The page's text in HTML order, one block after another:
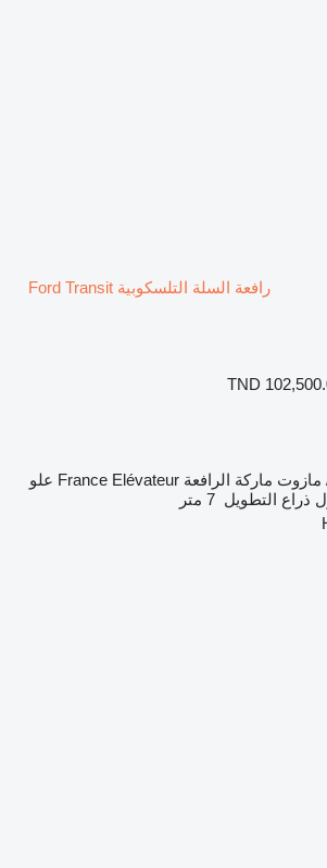
رافعة السلة التلسكوبية Ford Transit
TND
مازوت ماركة الرافعة France Elévateur علو
ذراع التطويل 7 متر